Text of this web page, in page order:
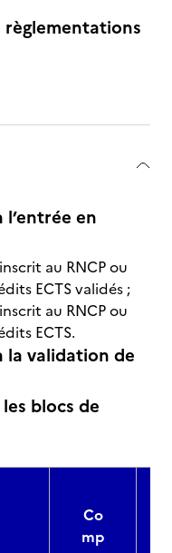
règlementations
en
au RNCP ou
ECTS validés ;
au RNCP ou
ECTS.
la validation de
blocs de
Co
mp